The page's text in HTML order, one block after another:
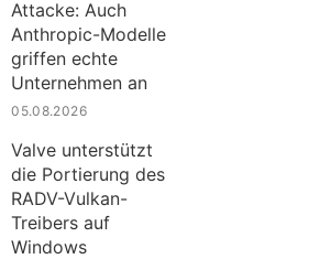
Attacke: Auch
Anthropic-Modelle
griffen echte
Unternehmen an
05.08.2026
Valve unterstützt
die Portierung des
RADV-Vulkan-
Treibers auf
Windows